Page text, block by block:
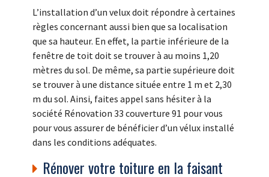
L’installation d’un velux doit répondre à certaines
règles concernant aussi bien que sa localisation
que sa hauteur. En effet, la partie inférieure de la
fenêtre de toit doit se trouver à au moins 1,20
mètres du sol. De même, sa partie supérieure doit
se trouver à une distance située entre 1 m et 2,30
m du sol. Ainsi, faites appel sans hésiter à la
société Rénovation 33 couverture 91 pour vous
pour vous assurer de bénéficier d’un vélux installé
dans les conditions adéquates.
Rénover votre toiture en la faisant